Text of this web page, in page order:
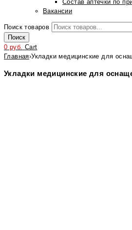
Состав аптечки по
Вакансии
Поиск товаров
Поиск
0 руб. Cart
Главная›Укладки медицинские для
Укладки медицинские для